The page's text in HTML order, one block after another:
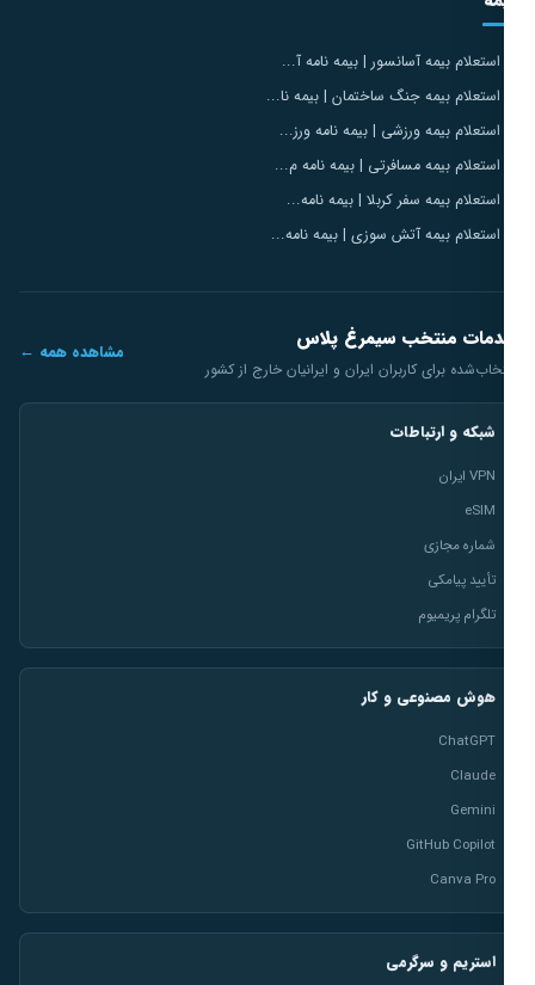
استعلام بیمه آسانسور | بیمه نامه آ...
استعلام بیمه جنگ ساختمان | بیمه نا...
استعلام بیمه ورزشی | بیمه نامه ورز...
استعلام بیمه مسافرتی | بیمه نامه م...
استعلام بیمه سفر کربلا | بیمه نامه...
استعلام بیمه آتش سوزی | بیمه نامه...
منتخب سیمرغ پلاس
برای کاربران ایران و ایرانیان خارج از کشور
مشاهده همه ←
شبکه و ارتباطات
شماره مجازی
تأیید پیامکی
تلگرام پریمیوم
هوش مصنوعی و کار
ChatGPT
Claude
Gemini
GitHub Copilot
Canva Pro
استریم و سرگرمی